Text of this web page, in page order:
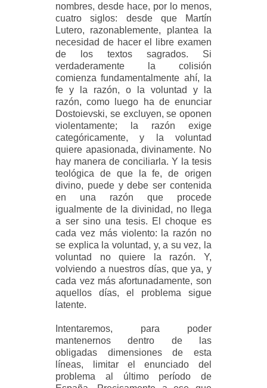
nombres, desde hace, por lo menos,
cuatro siglos: desde que Martín
Lutero, razonablemente, plantea la
necesidad de hacer el libre examen
de los textos sagrados. Si
verdaderamente la colisión
comienza fundamentalmente ahí, la
fe y la razón, o la voluntad y la
razón, como luego ha de enunciar
Dostoievski, se excluyen, se oponen
violentamente; la razón exige
categóricamente, y la voluntad
quiere apasionada, divinamente. No
hay manera de conciliarla. Y la tesis
teológica de que la fe, de origen
divino, puede y debe ser contenida
en una razón que procede
igualmente de la divinidad, no llega
a ser sino una tesis. El choque es
cada vez más violento: la razón no
se explica la voluntad, y, a su vez, la
voluntad no quiere la razón. Y,
volviendo a nuestros días, que ya, y
cada vez más afortunadamente, son
aquellos días, el problema sigue
latente.
Intentaremos, para poder
mantenernos dentro de las
obligadas dimensiones de esta
líneas, limitar el enunciado del
problema al último período de